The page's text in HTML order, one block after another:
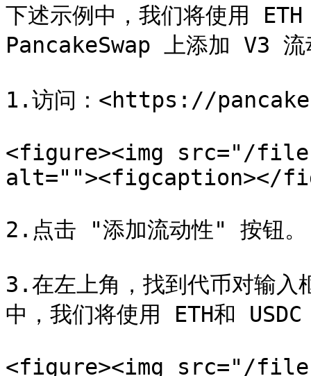
下述示例中，我们将使用
PancakeSwap 上添加 V3 流
1.访问：<https://
<figure><img src="/
alt=""><figcaption></
2.点击 "添加流动性" 按钮。
3.在左上角，找到代币对输入
中，我们将使用 ETH和
<figure><img src="/files/